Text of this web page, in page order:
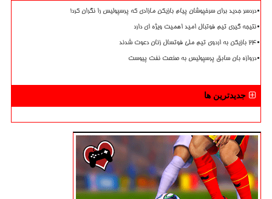
دردسر جدید برای سرخپوشان پیام بازیکن مازادی که پرسپولیس را نگران کرد!
نتیجه گیری تیم فوتبال امید اهمیت ویژه ای دارد
۲۴ بازیکن به اردوی تیم ملی فوتسال زنان دعوت شدند
دروازه بان سابق پرسپولیس به صنعت نفت پیوست
جدیدترین ها